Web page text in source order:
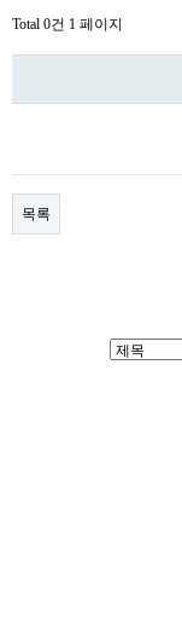
Total 0건 1 페이지
목록